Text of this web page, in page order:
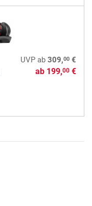
UVPab 309,00€
ab 199,00€